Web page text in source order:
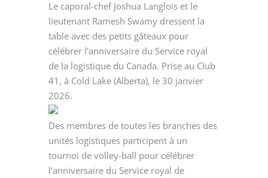
Le caporal-chef Joshua Langlois et le
lieutenant Ramesh Swamy dressent la
table avec des petits gâteaux pour
célébrer l’anniversaire du Service royal
de la logistique du Canada. Prise au Club
41, à Cold Lake (Alberta), le 30 janvier
2026.
Des membres de toutes les branches des
unités logistiques participent à un
tournoi de volley-ball pour célébrer
l’anniversaire du Service royal de